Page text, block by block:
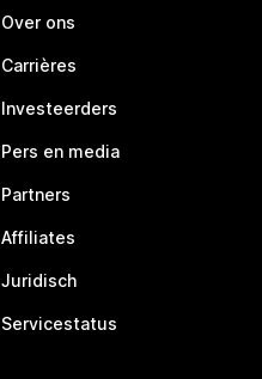
Over ons
Carrières
Investeerders
Pers en media
Partners
Affiliates
Juridisch
Servicestatus